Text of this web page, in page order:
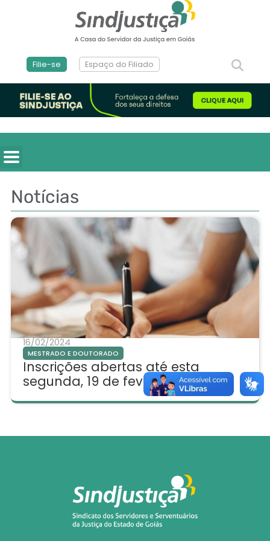
Filie-se Espaço do Filiado
Notícias
16/02/2024
MESTRADO E DOUTORADO
Inscrições abertas até esta
segunda, 19 de fevereiro